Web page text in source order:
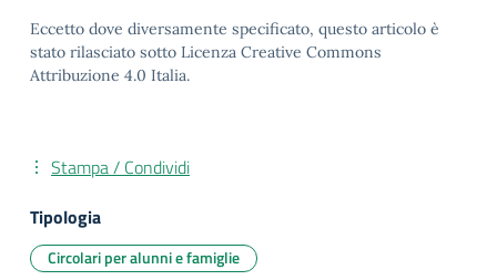
Eccetto dove diversamente specificato, questo articolo è
stato rilasciato sotto Licenza Creative Commons
Attribuzione 4.0 Italia.
Stampa / Condividi
Tipologia
Circolari per alunni e famiglie